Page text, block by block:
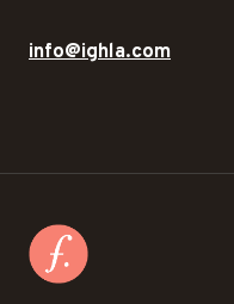
info@ighla.com